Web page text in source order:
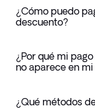
¿Cómo puedo
descuento?
¿Por qué mi
no aparece en
¿Qué métodos